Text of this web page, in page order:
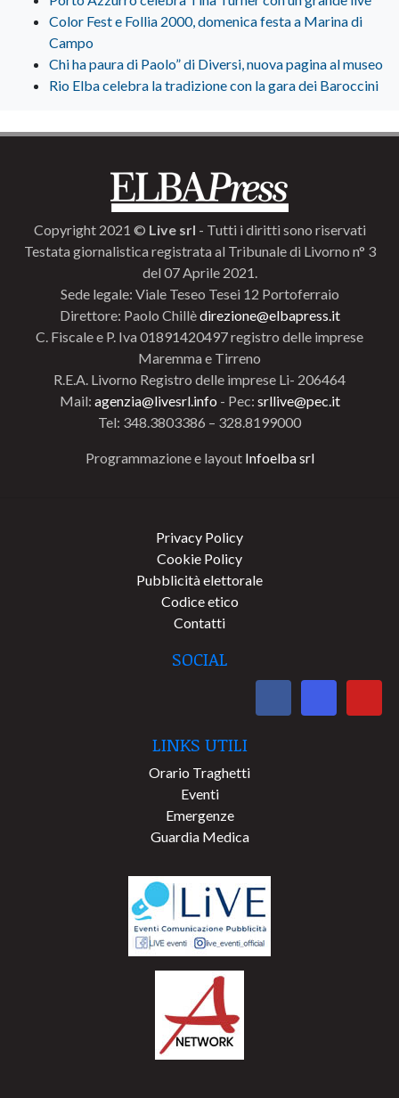
Color Fest e Follia 2000, domenica festa a Marina di
Campo
Chi ha paura di Paolo” di Diversi, nuova pagina al museo
Rio Elba celebra la tradizione con la gara dei Baroccini
Copyright 2021 © Live srl - Tutti i diritti sono riservati
Testata giornalistica registrata al Tribunale di Livorno n° 3
del 07 Aprile 2021.
Sede legale: Viale Teseo Tesei 12 Portoferraio
Direttore: Paolo Chillèdirezione@elbapress.it
C. Fiscale e P. Iva 01891420497 registro delle imprese
Maremma e Tirreno
R.E.A. Livorno Registro delle imprese Li- 206464
Mail: agenzia@livesrl.info - Pec: srllive@pec.it
Tel: 348.3803386 – 328.8199000
Programmazione e layout Infoelba srl
Privacy Policy
Cookie Policy
Pubblicità elettorale
Codice etico
Contatti
SOCIAL
LINKS UTILI
Orario Traghetti
Eventi
Emergenze
Guardia Medica